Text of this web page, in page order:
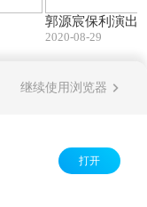
郭源宸保利演出
2020-08-29
继续使用浏览器
打开